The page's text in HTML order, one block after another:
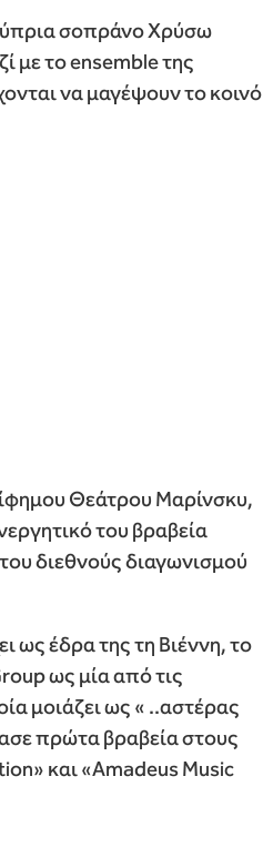
σοπράνο Χρύσω
με το ensemble της
να μαγέψουν το κοινό
Θεάτρου Μαρίνσκυ,
του βραβεία
διεθνούς διαγωνισμού
ως έδρα της τη Βιέννη, το
ως μία από τις
μοιάζει ως « ..αστέρας
πρώτα βραβεία στους
και «Amadeus Music